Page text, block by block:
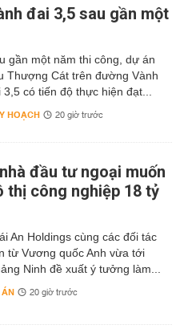
đai 3,5 sau gần một
gần một năm thi công, dự án
Thượng Cát trên đường Vành
3,5 có tiến độ thực hiện đạt...
HOẠCH 20 giờ trước
đầu tư ngoại muốn
thị công nghiệp 18 tỷ
An Holdings cùng các đối tác
từ Vương quốc Anh vừa tới
Ninh đề xuất ý tưởng làm...
20 giờ trước